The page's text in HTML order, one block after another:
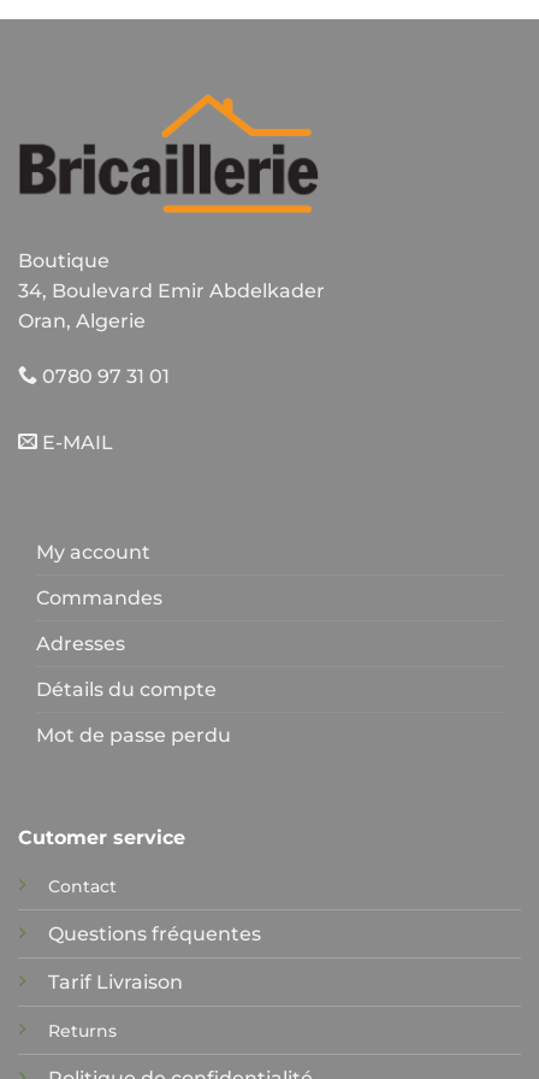
Boutique
34, Boulevard Emir Abdelkader
Oran, Algerie
0780 97 31 01
E-MAIL
My account
Commandes
Adresses
Détails du compte
Mot de passe perdu
Cutomer service
Contact
Questions fréquentes
Tarif Livraison
Returns